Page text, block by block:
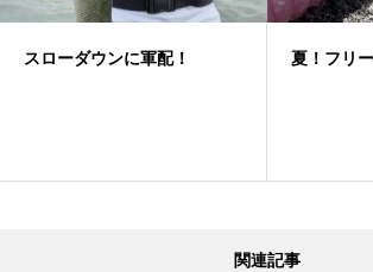
スローダウンに軍配！ 夏！フリ
関連記事